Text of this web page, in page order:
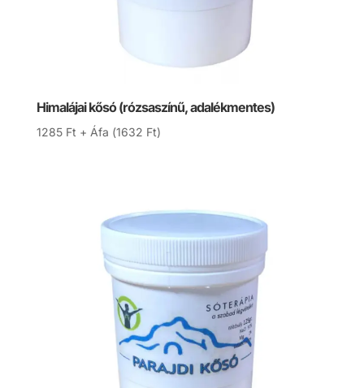
Himalájai kősó (rózsaszínű, adalékmentes)
1285 Ft + Áfa (1632 Ft)